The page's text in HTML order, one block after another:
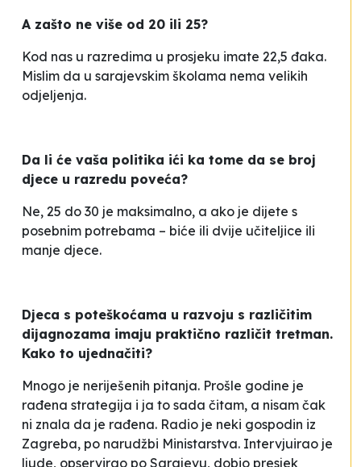
A zašto ne više od 20 ili 25?
Kod nas u razredima u prosjeku imate 22,5 đaka.
Mislim da u sarajevskim školama nema velikih
odjeljenja.
Da li će vaša politika ići ka tome da se broj
djece u razredu poveća?
Ne, 25 do 30 je maksimalno, a ako je dijete s
posebnim potrebama – biće ili dvije učiteljice ili
manje djece.
Djeca s poteškoćama u razvoju s različitim
dijagnozama imaju praktično različit tretman.
Kako to ujednačiti?
Mnogo je neriješenih pitanja. Prošle godine je
rađena strategija i ja to sada čitam, a nisam čak
ni znala da je rađena. Radio je neki gospodin iz
Zagreba, po narudžbi Ministarstva. Intervjuirao je
ljude, opservirao po Sarajevu, dobio presjek